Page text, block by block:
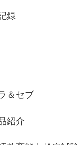
録
＆セブ
紹介